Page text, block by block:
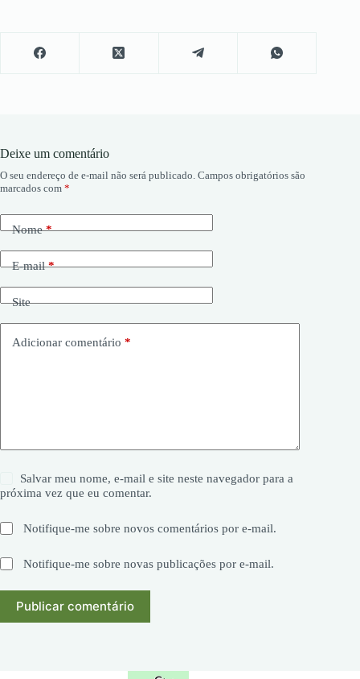
Deixe um comentário
O seu endereço de e-mail não será publicado. Campos obrigatórios são
marcados com *
Nome*
E-mail*
Site
Adicionar comentário *
Salvar meu nome, e-mail e site neste navegador para a
próxima vez que eu comentar.
Notifique-me sobre novos comentários por e-mail.
Notifique-me sobre novas publicações por e-mail.
Publicar comentário